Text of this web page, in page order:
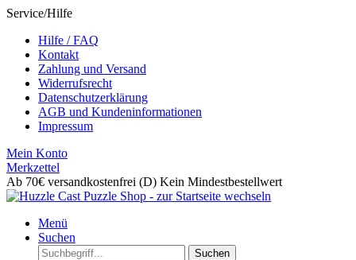
Service/Hilfe
Hilfe / FAQ
Kontakt
Zahlung und Versand
Widerrufsrecht
Datenschutzerklärung
AGB und Kundeninformationen
Impressum
Mein Konto
Merkzettel
Ab 70€ versandkostenfrei (D) Kein Mindestbestellwert
Menü
Suchen
Suchen